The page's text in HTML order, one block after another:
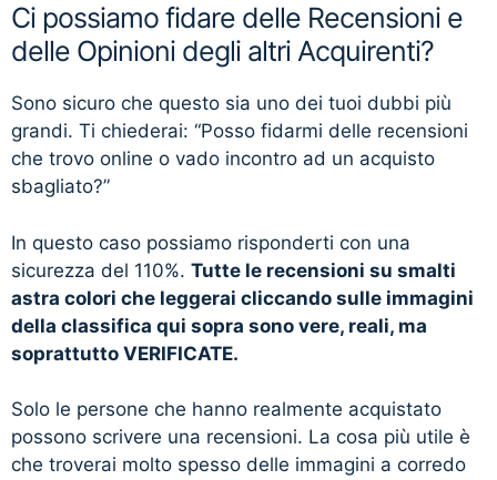
Ci possiamo fidare delle Recensioni e
delle Opinioni degli altri Acquirenti?
Sono sicuro che questo sia uno dei tuoi dubbi più
grandi. Ti chiederai: “Posso fidarmi delle recensioni
che trovo online o vado incontro ad un acquisto
sbagliato?”
In questo caso possiamo risponderti con una
sicurezza del 110%. Tutte le recensioni su smalti
astra colori che leggerai cliccando sulle immagini
della classifica qui sopra sono vere, reali, ma
soprattutto VERIFICATE.
Solo le persone che hanno realmente acquistato
possono scrivere una recensioni. La cosa più utile è
che troverai molto spesso delle immagini a corredo